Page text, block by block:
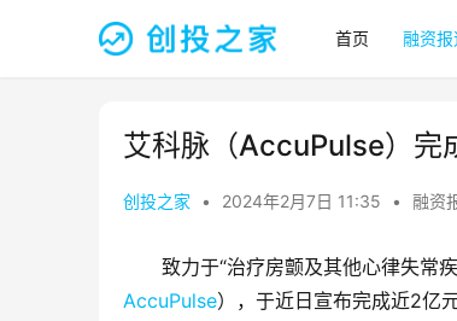
首页 融资报
艾科脉（AccuPulse）完
创投之家 • 2024年2月7日 11:35 • 融资
致力于“治疗房颤及其他心律失常
AccuPulse），于近日宣布完成近2亿